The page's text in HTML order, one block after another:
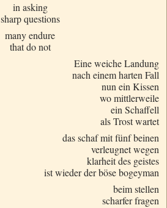
in asking
sharp questions
many endure
that do not
Eine weiche Landung
nach einem harten Fall
nun ein Kissen
wo mittlerweile
ein Schaffell
als Trost wartet
das schaf mit fünf beinen
verleugnet wegen
klarheit des geistes
ist wieder der böse bogeyman
beim stellen
scharfer fragen